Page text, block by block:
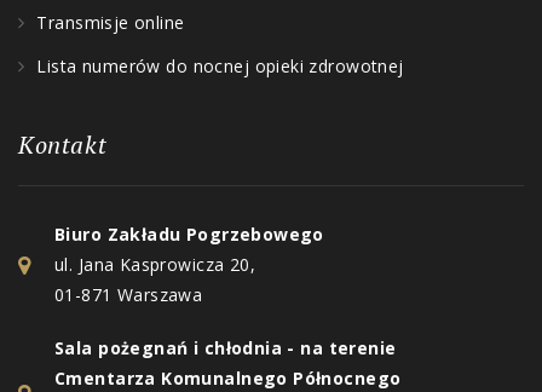
Transmisje online
Lista numerów do nocnej opieki zdrowotnej
Kontakt
Biuro Zakładu Pogrzebowego
ul. Jana Kasprowicza 20,
01-871 Warszawa
Sala pożegnań i chłodnia - na terenie
Cmentarza Komunalnego Północnego